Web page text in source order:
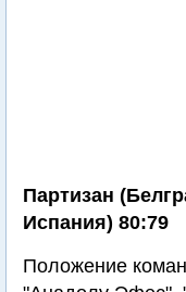
Партизан
Испания) 80:79
Положение